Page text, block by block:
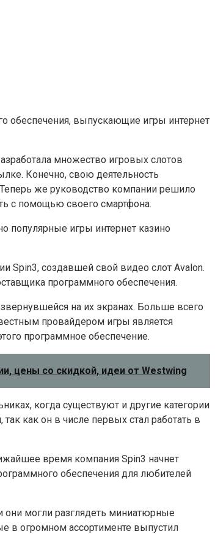
обеспечения, выпускающие игры интернет
множество игровых слотов
Конечно, свою деятельность
же руководство компании решило
с помощью своего смартфона.
популярные игры интернет казино
Spin3, создавшей свой видео слот Avalon.
программного обеспечения.
на их экранах. Больше всего
провайдером игры является
программное обеспечение.
цены со скидкой, идеи от Westwing
когда существуют и другие категории
как он в числе первых стал работать в
время компания Spin3 начнет
обеспечения для любителей
они могли разглядеть миниатюрные
в огромном ассортименте выпустил